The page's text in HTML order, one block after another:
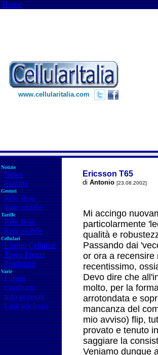
Home
www.cellularitalia.com
Notizie
News
Stampa
Gestori
Rete fissa
Rete mobile
Tariffe
Rete fissa
Rete mobile
Cellulari
Listino Cellulari
Trova Prezzi
Produttori
Varie
Forum
Confronti
Info generali
Link telefonia
Ericsson T65
di Antonio [23.08.2002]
Mi accingo
particolarmente
qualità e
Passando dai
or ora a
recentissimo,
Devo dire che
molto, per la
arrotondata e
mancanza del
mio avviso) flip,
provato e tenuto
saggiare la
Veniamo dunque